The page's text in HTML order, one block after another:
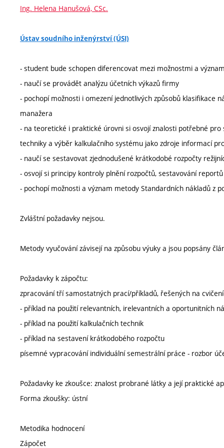
Ing. Helena Hanušová, CSc.
Ústav soudního inženýrství (ÚSI)
- student bude schopen diferencovat mezi možnostmi a
- naučí se provádět analýzu účetních výkazů firmy
- pochopí možnosti i omezení jednotlivých způsobů klasifikace
manažera
- na teoretické i praktické úrovni si osvojí znalosti potřebné
techniky a výběr kalkulačního systému jako zdroje informací
- naučí se sestavovat zjednodušené krátkodobé rozpočty
- osvojí si principy kontroly plnění rozpočtů, sestavování reportů
- pochopí možnosti a význam metody Standardních nákladů z
Zvláštní požadavky nejsou.
Metody vyučování závisejí na způsobu výuky a jsou popsány
Požadavky k zápočtu:
zpracování tří samostatných prací/příkladů, řešených na
- příklad na použití relevantních, irelevantních a oportunitních
- příklad na použití kalkulačních technik
- příklad na sestavení krátkodobého rozpočtu
písemné vypracování individuální semestrální práce - rozbor
Požadavky ke zkoušce: znalost probrané látky a její praktické
Forma zkoušky: ústní
Metodika hodnocení
Zápočet